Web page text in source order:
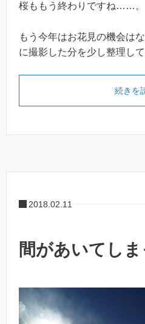
桜ももう終わりですね……。
もう今年はお花見の機会は
に撮影した分を少し整理し
続きを
2018.02.11
間があいてしま